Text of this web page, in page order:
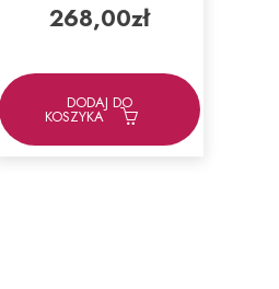
268,00zł
DODAJ DO
KOSZYKA